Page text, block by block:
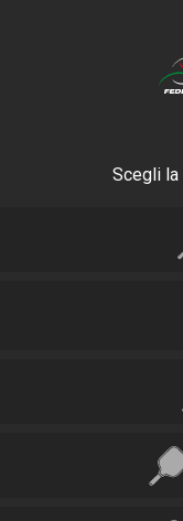
Scegli